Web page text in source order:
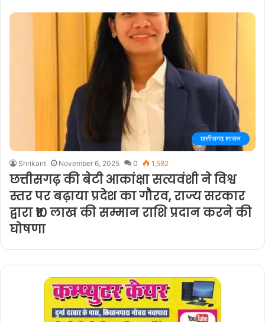
छत्तीसगढ़ शासन
Shrikant November 6, 2025 0 1,582
छत्तीसगढ़ की बेटी आकांक्षा सत्यवंशी ने विश्व
स्तर पर बढ़ाया प्रदेश का गौरव, राज्य सरकार
द्वारा ₹10 लाख की सम्मान राशि प्रदान करने की
घोषणा